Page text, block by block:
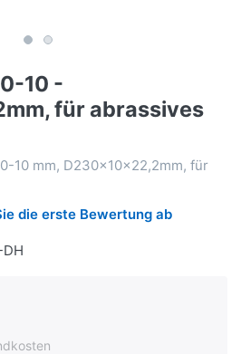
10 -
für abrassives
10 mm, D230x10x22,2mm, für
die erste Bewertung ab